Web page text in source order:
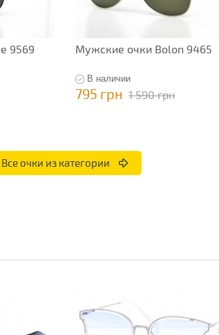
9569 Мужские очки Bolon 9465
В наличии
795 грн 1 590 грн
Все очки из категории